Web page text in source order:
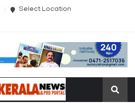
Select Location